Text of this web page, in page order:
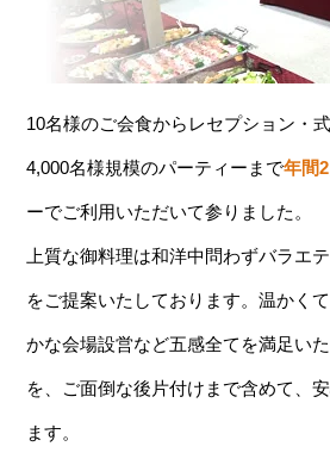
10名様のご会食からレセプション・
4,000名様規模のパーティーまで年間
ーでご利用いただいて参りました。
上質な御料理は和洋中問わずバラエ
をご提案いたしております。温かく
かな会場設営など五感全てを満足い
を、ご面倒な後片付けまで含めて、
ます。